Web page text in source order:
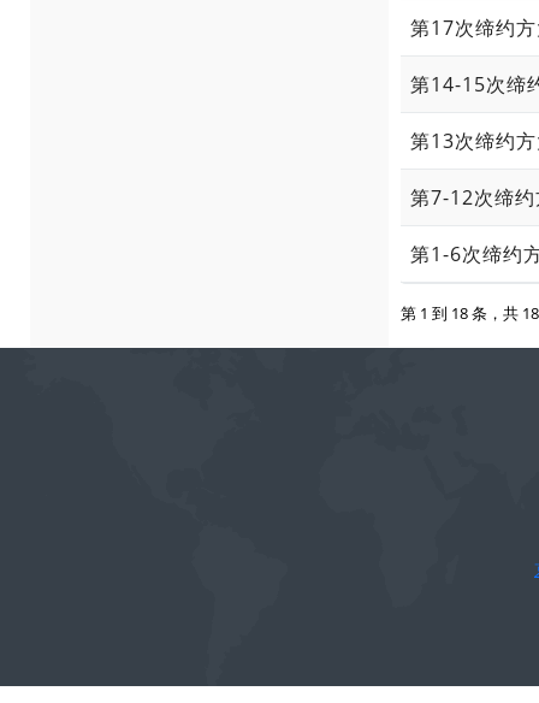
第17次缔约
第14-15次缔
第13次缔约
第7-12次缔
第1-6次缔约
第 1 到 18 条，共